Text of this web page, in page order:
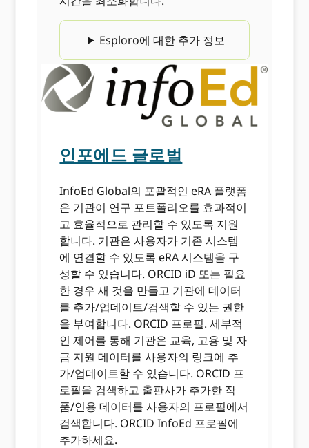
Esploro에 대한 추가 정보
인포에드 글로벌
InfoEd Global의 포괄적인 eRA 플랫폼
은 기관이 연구 포트폴리오를 효과적이
고 효율적으로 관리할 수 있도록 지원
합니다. 기관은 사용자가 기존 시스템
에 연결할 수 있도록 eRA 시스템을 구
성할 수 있습니다. ORCID iD 또는 필요
한 경우 새 것을 만들고 기관에 데이터
를 추가/업데이트/검색할 수 있는 권한
을 부여합니다. ORCID 프로필. 세부적
인 제어를 통해 기관은 교육, 고용 및 자
금 지원 데이터를 사용자의 링크에 추
가/업데이트할 수 있습니다. ORCID 프
로필을 검색하고 출판사가 추가한 작
품/인용 데이터를 사용자의 프로필에서
검색합니다. ORCID InfoEd 프로필에
추가하세요.